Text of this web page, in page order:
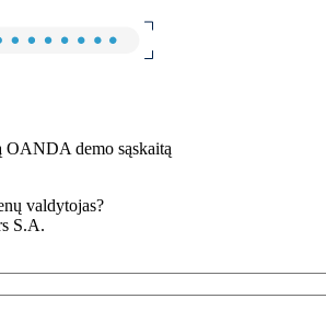
OANDA demo sąskaitą
valdytojas?
S.A.